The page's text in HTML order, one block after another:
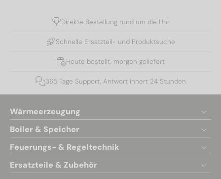
Direkte Bestellung rund um die Uhr
Schnelle Ersatzteil- und Produktsuche
Heute bestellt, morgen geliefert
365 Tage Support, Antwort innert 24 Stunden
Wärmeerzeugung
Boiler & Speicher
Feuerungs- & Regeltechnik
Ersatzteile & Zubehör